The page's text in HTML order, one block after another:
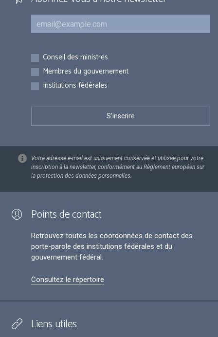
Courriel
Inscriptions
Conseil des ministres
Membres du gouvernement
Institutions fédérales
Votre adresse e-mail est uniquement conservée et utilisée pour votre
inscription à la newsletter, conformément au Règlement européen sur
la protection des données personnelles.
Points de contact
Retrouvez toutes les coordonnées de contact des
porte-parole des institutions fédérales et du
gouvernement fédéral.
Consultez le répertoire
Liens utiles